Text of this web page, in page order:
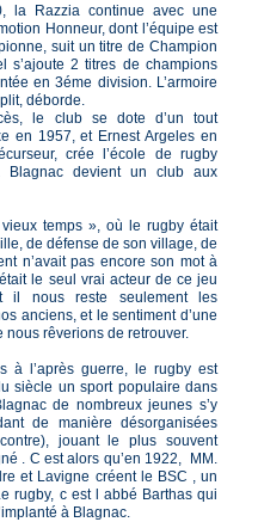
la Razzia continue avec une
Honneur, dont l’équipe est
suit un titre de Champion
s’ajoute 2 titres de champions
en 3éme division. L’armoire
déborde.
le club se dote d’un tout
en 1957, et Ernest Argeles en
crée l’école de rugby
Blagnac devient un club aux
temps », où le rugby était
de défense de son village, de
n’avait pas encore son mot à
le seul vrai acteur de ce jeu
il nous reste seulement les
anciens, et le sentiment d’une
rêverions de retrouver.
à l’après guerre, le rugby est
siècle un sport populaire dans
de nombreux jeunes s’y
de manière désorganisées
jouant le plus souvent
. C est alors qu’en 1922, MM.
et Lavigne créent le BSC , un
rugby, c est l abbé Barthas qui
à Blagnac.